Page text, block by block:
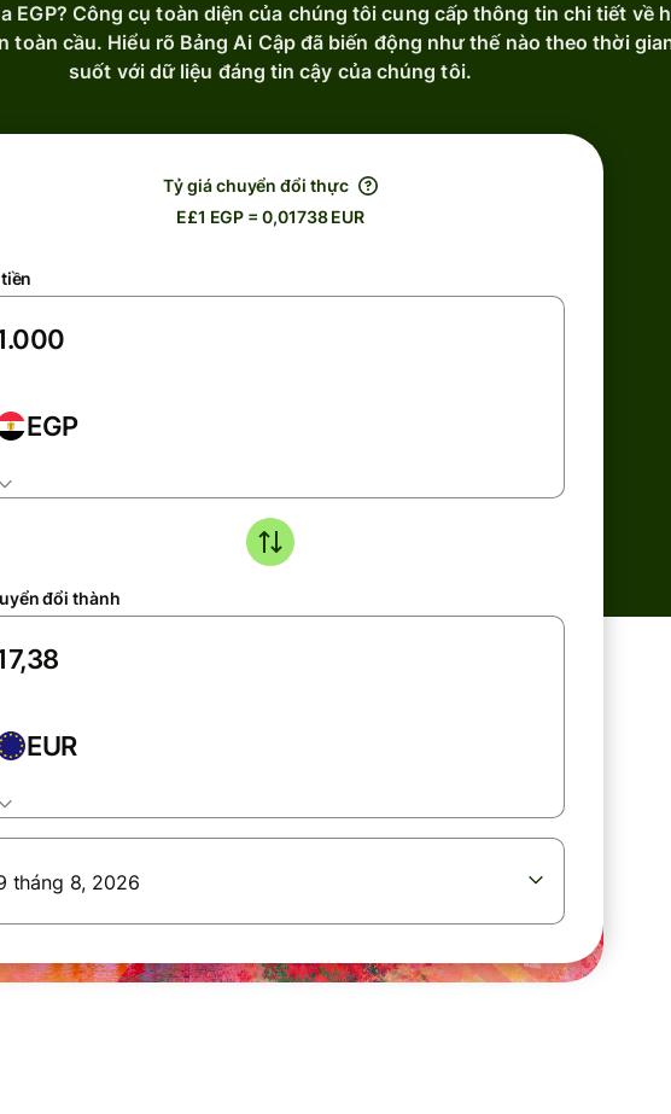
EGP? Công cụ toàn diện của chúng tôi cung cấp thông tin chi tiết về
toàn cầu. Hiểu rõ Bảng Ai Cập đã biến động như thế nào theo thời
suốt với dữ liệu đáng tin cậy của chúng tôi.
Tỷ giá chuyển đổi thực
E£1 EGP = 0,01738 EUR
EGP
đổi thành
EUR
tháng 8, 2026